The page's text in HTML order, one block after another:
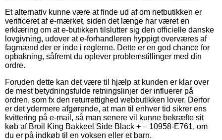
Et alternativ kunne være at finde ud af om netbutikken er
verificeret af e-mærket, siden det længe har været en
erklæring om at e-butikken tilslutter sig den officielle danske
lovgivning, udover at e-forhandleren hyppigt overværes af
fagmænd der er inde i reglerne. Dette er en god chance for
opbakning, såfremt du oplever problemstillinger med din
ordre.
Foruden dette kan det være til hjælp at kunden er klar over
de mest betydningsfulde retningslinjer der influerer på
ordren, som fx den returrettighed webbutikken lover. Derfor
er det ydermere afgørende, at man til enhver tid sikrer ens
kvittering på e-mail, så man senere vil kunne bekræfte sit
køb af Broil King Bakkeel Side Black + – 10958-E761, om
du er på indkøb til en voksen eller et barn.